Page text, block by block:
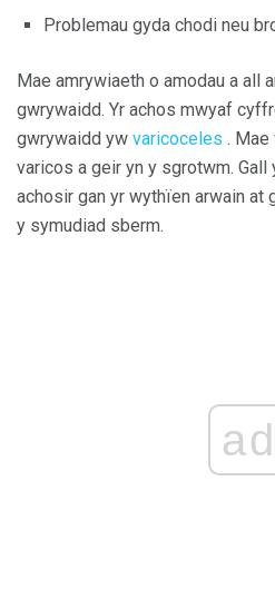
Problemau gyda chodi neu
Mae amrywiaeth o amodau a all
gwrywaidd. Yr achos mwyaf
gwrywaidd yw varicoceles . Mae
varicos a geir yn y sgrotwm.
achosir gan yr wythïen arwain at
y symudiad sberm.
ad